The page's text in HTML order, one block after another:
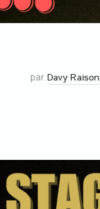
par Davy Raison